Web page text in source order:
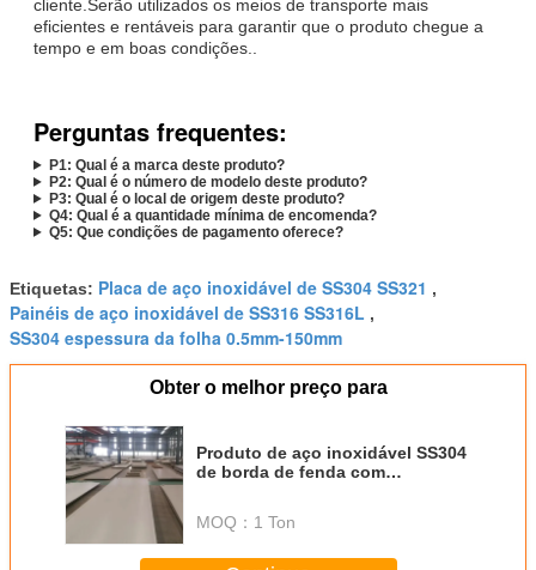
cliente.Serão utilizados os meios de transporte mais
eficientes e rentáveis para garantir que o produto chegue a
tempo e em boas condições..
Perguntas frequentes:
P1: Qual é a marca deste produto?
P2: Qual é o número de modelo deste produto?
P3: Qual é o local de origem deste produto?
Q4: Qual é a quantidade mínima de encomenda?
Q5: Que condições de pagamento oferece?
Etiquetas: Placa de aço inoxidável de SS304 SS321 ,
Painéis de aço inoxidável de SS316 SS316L ,
SS304 espessura da folha 0.5mm-150mm
Obter o melhor preço para
Produto de aço inoxidável SS304
de borda de fenda com
MOQ： 1 Ton